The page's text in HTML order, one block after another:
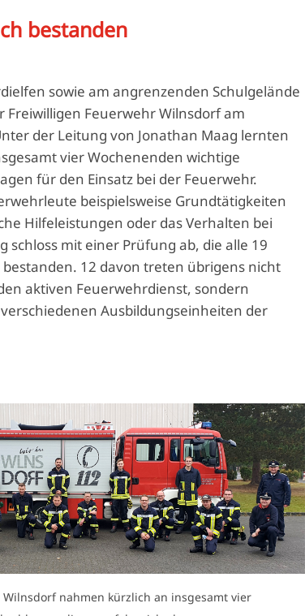
bestanden
sowie am angrenzenden Schulgelände
Feuerwehr Wilnsdorf am
der Leitung von Jonathan Maag lernten
vier Wochenenden wichtige
für den Einsatz bei der Feuerwehr.
beispielsweise Grundtätigkeiten
Hilfeleistungen oder das Verhalten bei
schloss mit einer Prüfung ab, die alle 19
12 davon treten übrigens nicht
aktiven Feuerwehrdienst, sondern
Ausbildungseinheiten der
nahmen kürzlich an insgesamt vier